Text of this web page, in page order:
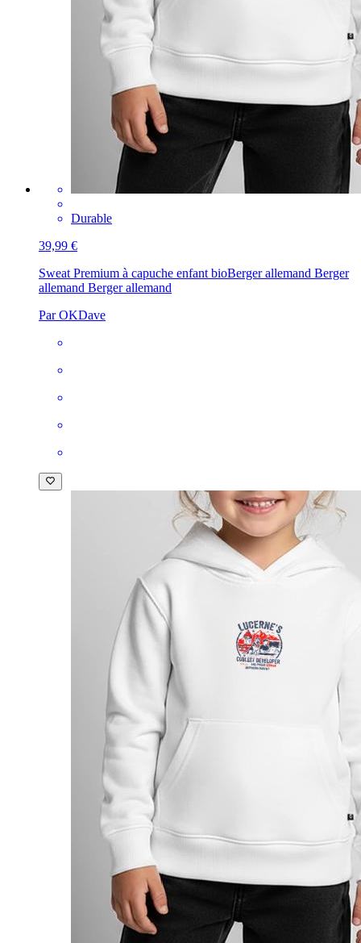
Durable
39,99 €
Sweat Premium à capuche enfant bioBerger allemand Berger
allemand Berger allemand
Par OKDave